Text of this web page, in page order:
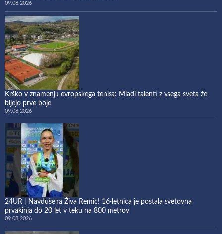
09.08.2026
Krško v znamenju evropskega tenisa: Mladi talenti z vsega sveta že
bijejo prve boje
09.08.2026
24UR | Navdušena Živa Remic! 16-letnica je postala svetovna
prvakinja do 20 let v teku na 800 metrov
09.08.2026